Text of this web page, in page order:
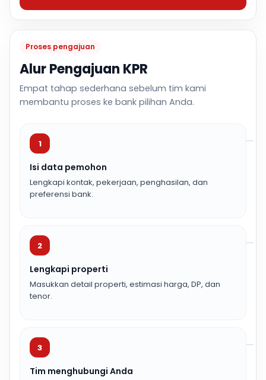
Proses pengajuan
Alur Pengajuan KPR
Empat tahap sederhana sebelum tim kami
membantu proses ke bank pilihan Anda.
1
Isi data pemohon
Lengkapi kontak, pekerjaan, penghasilan, dan
preferensi bank.
2
Lengkapi properti
Masukkan detail properti, estimasi harga, DP, dan
tenor.
3
Tim menghubungi Anda